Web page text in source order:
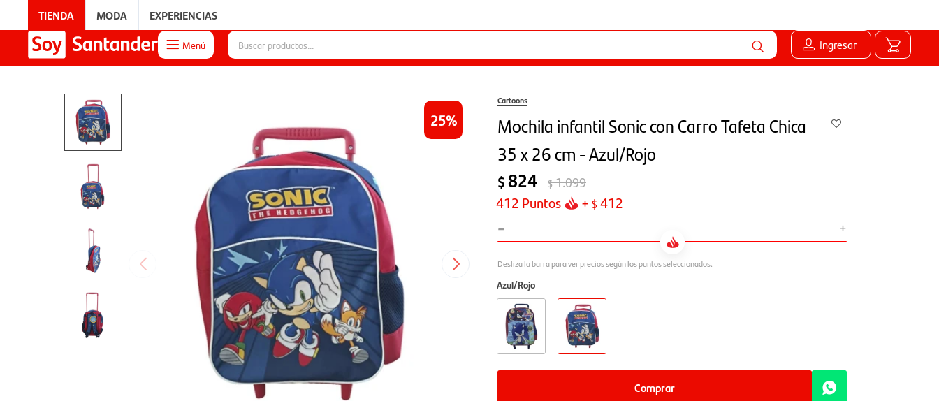
TIENDA MODA EXPERIENCIAS
 Menú Ingresar
25
Cartoons
Mochila infantil Sonic con Carro Tafeta Chica
35 x 26 cm - Azul/Rojo
$824 $1.099
412 Puntos + $412
- +
Azul/Rojo
Comprar